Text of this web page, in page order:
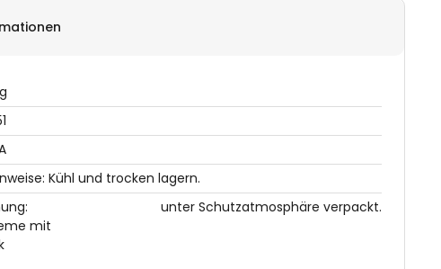
Kühl und trocken lagern.
mit
unter Schutzatmosphäre verpackt.